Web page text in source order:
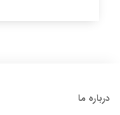
درباره ما